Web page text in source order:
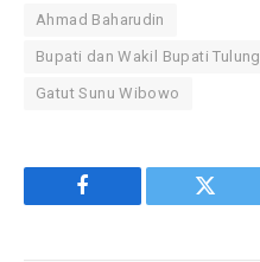
Ahmad Baharudin
Bupati dan Wakil Bupati
Gatut Sunu Wibowo
Facebook